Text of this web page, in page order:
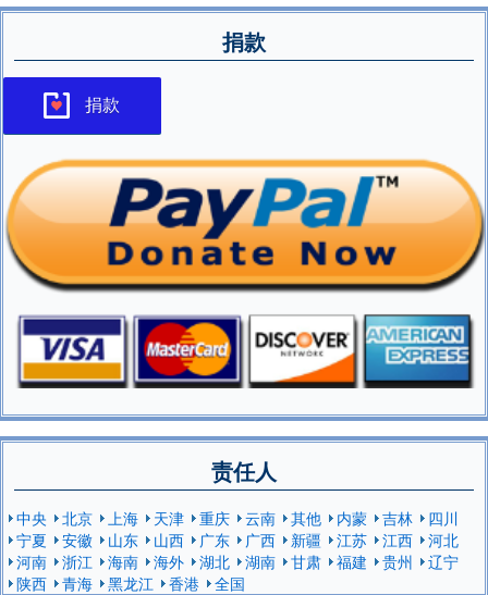
捐款
捐款
责任人
中央 北京 上海 天津 重庆 云南 其他 内蒙 吉林
四川
宁夏
安徽 山东 山西 广东 广西 新疆 江苏 江西
河北
河南
浙江 海南 海外 湖北 湖南 甘肃 福建 贵州
辽宁
陕西
青海 黑龙江 香港 全国